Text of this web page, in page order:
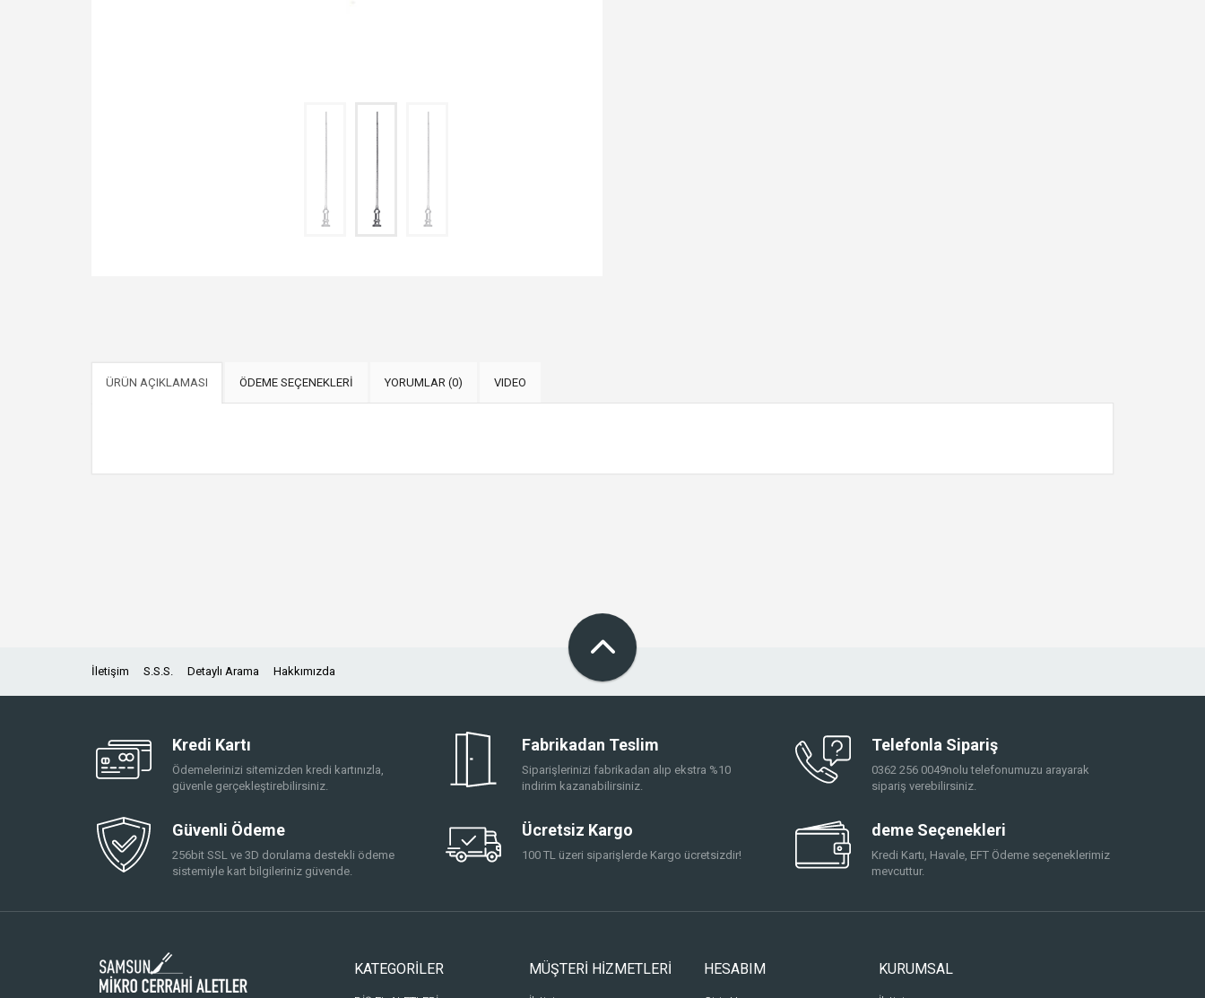
ÜRÜN AÇIKLAMASI ÖDEME SEÇENEKLERİ YORUMLAR (0) VIDEO
İletişim S.S.S. Detaylı Arama Hakkımızda
Kredi Kartı
Ödemelerinizi sitemizden kredi kartınızla,
güvenle gerçekleştirebilirsiniz.
Fabrikadan Teslim
Siparişlerinizi fabrikadan alıp ekstra %10
indirim kazanabilirsiniz.
Telefonla Sipariş
0362 256 0049nolu telefonumuzu arayarak
sipariş verebilirsiniz.
Güvenli Ödeme
256bit SSL ve 3D dorulama destekli ödeme
sistemiyle kart bilgileriniz güvende.
Ücretsiz Kargo
100 TL üzeri siparişlerde Kargo ücretsizdir!
deme Seçenekleri
Kredi Kartı, Havale, EFT Ödeme seçeneklerimiz
mevcuttur.
KATEGORİLER MÜŞTERİ HİZMETLERİ HESABIM KURUMSAL